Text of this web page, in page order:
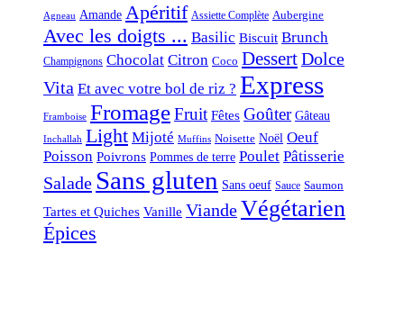
Agneau Amande Apéritif Assiette Complète Aubergine
Avec les doigts ... Basilic Biscuit Brunch
Champignons Chocolat Citron Coco DessertDolce
Vita Et avec votre bol de riz ? Express
Framboise FromageFruit Fêtes Goûter Gâteau
Inchallah Light Mijoté Muffins Noisette Noël Oeuf
Poisson Poivrons Pommes de terre Poulet Pâtisserie
Salade Sans gluten Sans oeuf Sauce Saumon
Tartes et Quiches Vanille ViandeVégétarien
Épices